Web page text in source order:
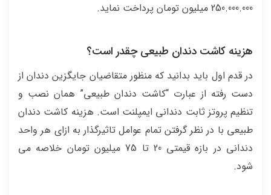
250.000.000 میلیون تومان پرداخت نماید.
هزینه کاشت دندان طبیعی چقدر است؟
در قدم اول باید بدانید که منظور متقاضیان جایگزین دندان از
دست رفته از عبارت “کاشت دندان طبیعی” همان نصب و
تنظیم پروتز ثابت دندانی ایمپلنت است. هزینه کاشت دندان
طبیعی با در نظر گرفتن تمام عوامل تاثیرگذار به ازای هر واحد
دندانی در بازه قیمتی 20 تا 75 میلیون تومان خلاصه می
شود.